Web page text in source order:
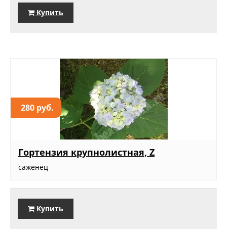
Купить
280 руб.
Гортензия крупнолистная, Z
саженец
Купить